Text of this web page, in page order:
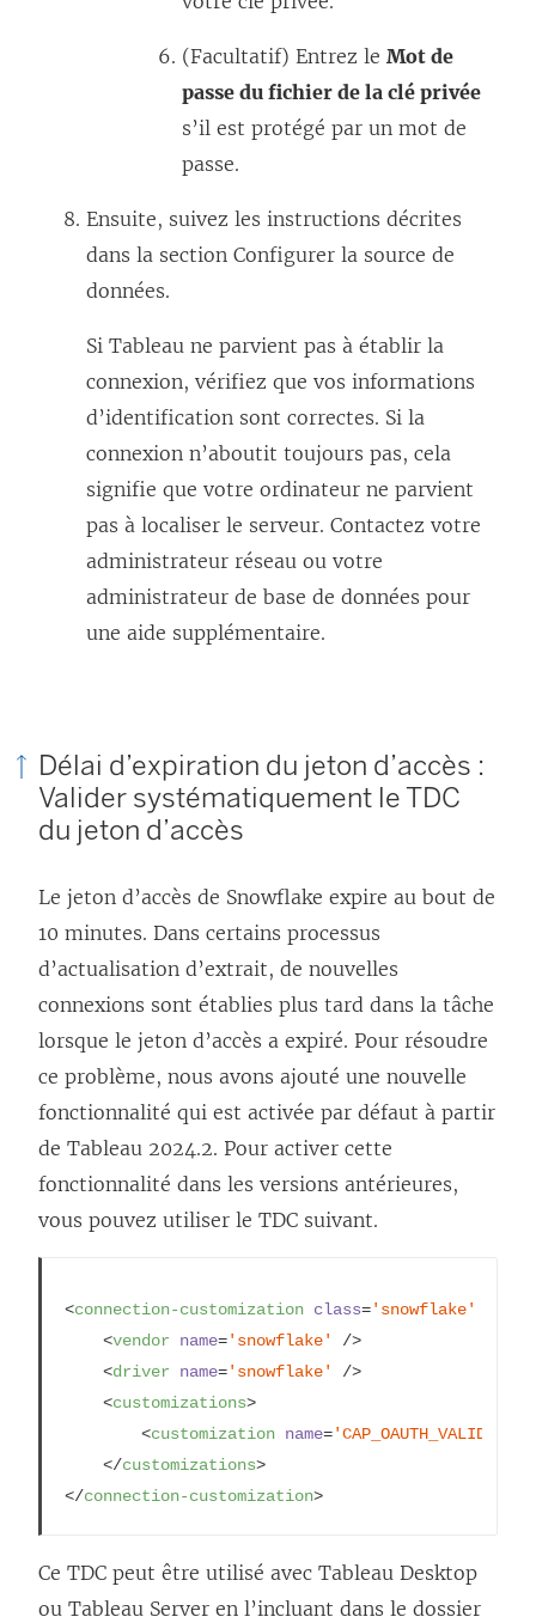
(Facultatif) Entrez le Mot de
passe du fichier de la clé privée
s’il est protégé par un mot de
passe.
Ensuite, suivez les instructions décrites
dans la section Configurer la source de
données.
Si Tableau ne parvient pas à établir la
connexion, vérifiez que vos informations
d’identification sont correctes. Si la
connexion n’aboutit toujours pas, cela
signifie que votre ordinateur ne parvient
pas à localiser le serveur. Contactez votre
administrateur réseau ou votre
administrateur de base de données pour
une aide supplémentaire.
Délai d’expiration du jeton d’accès :
Valider systématiquement le TDC
du jeton d’accès
Le jeton d’accès de Snowflake expire au bout de
10 minutes. Dans certains processus
d’actualisation d’extrait, de nouvelles
connexions sont établies plus tard dans la tâche
lorsque le jeton d’accès a expiré. Pour résoudre
ce problème, nous avons ajouté une nouvelle
fonctionnalité qui est activée par défaut à partir
de Tableau 2024.2. Pour activer cette
fonctionnalité dans les versions antérieures,
vous pouvez utiliser le TDC suivant.
<connection-customization class='snowflake'
<vendor name='snowflake' />
<driver name='snowflake' />
<customizations>
<customization name=
</customizations>
</connection-customization>
Ce TDC peut être utilisé avec Tableau Desktop
ou Tableau Server en l’incluant dans le dossier